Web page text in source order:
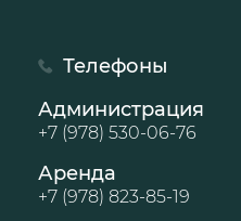
Телефоны
Администрация
+7 (978) 530-06-76
Аренда
+7 (978) 823-85-19